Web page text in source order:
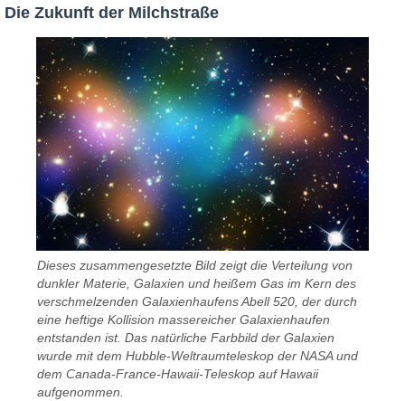
Die Zukunft der Milchstraße
Dieses zusammengesetzte Bild zeigt die Verteilung von
dunkler Materie, Galaxien und heißem Gas im Kern des
verschmelzenden Galaxienhaufens Abell 520, der durch
eine heftige Kollision massereicher Galaxienhaufen
entstanden ist. Das natürliche Farbbild der Galaxien
wurde mit dem Hubble-Weltraumteleskop der NASA und
dem Canada-France-Hawaii-Teleskop auf Hawaii
aufgenommen.